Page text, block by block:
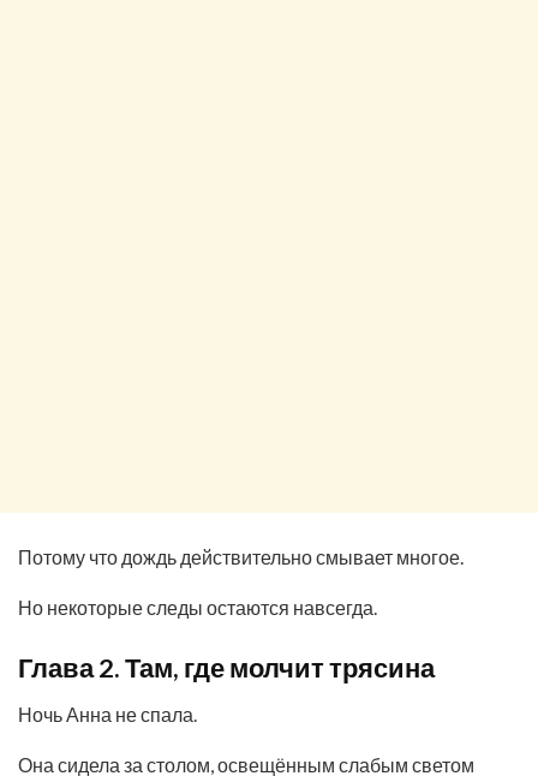
Потому что дождь действительно смывает многое.
Но некоторые следы остаются навсегда.
Глава 2. Там, где молчит трясина
Ночь Анна не спала.
Она сидела за столом, освещённым слабым светом